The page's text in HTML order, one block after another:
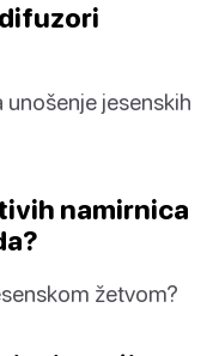
jesenskih
namirnica
žetvom?